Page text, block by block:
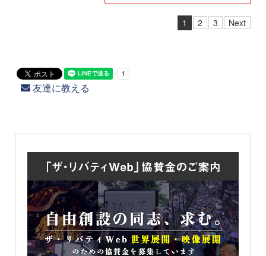
1 2 3 Next
友達に教える